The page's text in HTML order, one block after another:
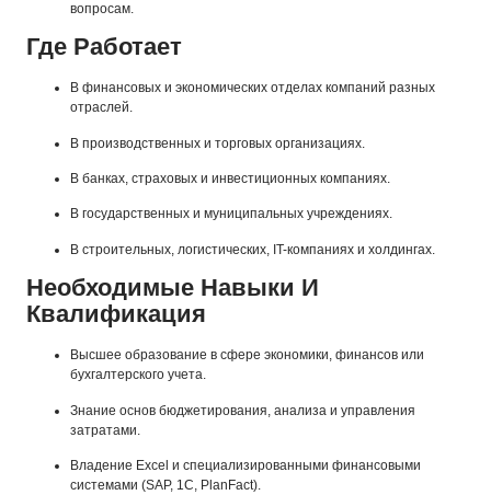
вопросам.
Где Работает
В финансовых и экономических отделах компаний разных
отраслей.
В производственных и торговых организациях.
В банках, страховых и инвестиционных компаниях.
В государственных и муниципальных учреждениях.
В строительных, логистических, IT-компаниях и холдингах.
Необходимые Навыки И
Квалификация
Высшее образование в сфере экономики, финансов или
бухгалтерского учета.
Знание основ бюджетирования, анализа и управления
затратами.
Владение Excel и специализированными финансовыми
системами (SAP, 1С, PlanFact).